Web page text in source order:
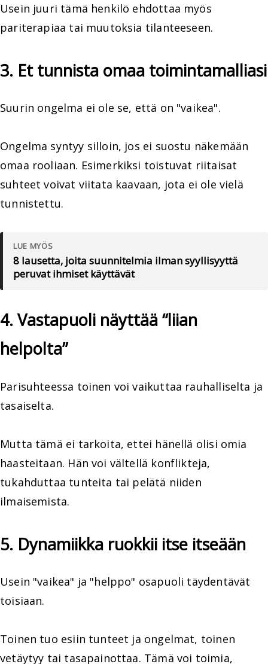
Usein juuri tämä henkilö ehdottaa myös
pariterapiaa tai muutoksia tilanteeseen.
3. Et tunnista omaa toimintamalliasi
Suurin ongelma ei ole se, että on "vaikea".
Ongelma syntyy silloin, jos ei suostu näkemään
omaa rooliaan. Esimerkiksi toistuvat riitaisat
suhteet voivat viitata kaavaan, jota ei ole vielä
tunnistettu.
LUE MYÖS
8 lausetta, joita suunnitelmia ilman syyllisyyttä
peruvat ihmiset käyttävät
4. Vastapuoli näyttää “liian
helpolta”
Parisuhteessa toinen voi vaikuttaa rauhalliselta ja
tasaiselta.
Mutta tämä ei tarkoita, ettei hänellä olisi omia
haasteitaan. Hän voi vältellä konflikteja,
tukahduttaa tunteita tai pelätä niiden
ilmaisemista.
5. Dynamiikka ruokkii itse itseään
Usein "vaikea" ja "helppo" osapuoli täydentävät
toisiaan.
Toinen tuo esiin tunteet ja ongelmat, toinen
vetäytyy tai tasapainottaa. Tämä voi toimia,